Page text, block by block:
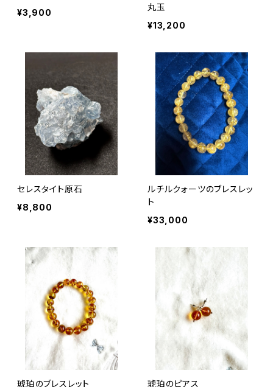
¥3,900
丸玉
¥13,200
セレスタイト原石
¥8,800
ルチルクォーツのブレスレッ
ト
¥33,000
琥珀のブレスレット
琥珀のピアス